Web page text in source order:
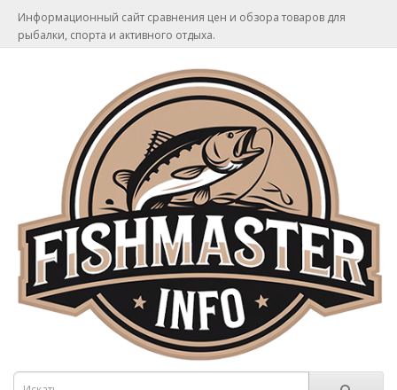
Информационный сайт сравнения цен и обзора товаров для
рыбалки, спорта и активного отдыха.